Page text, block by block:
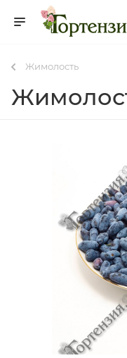
Жимолость